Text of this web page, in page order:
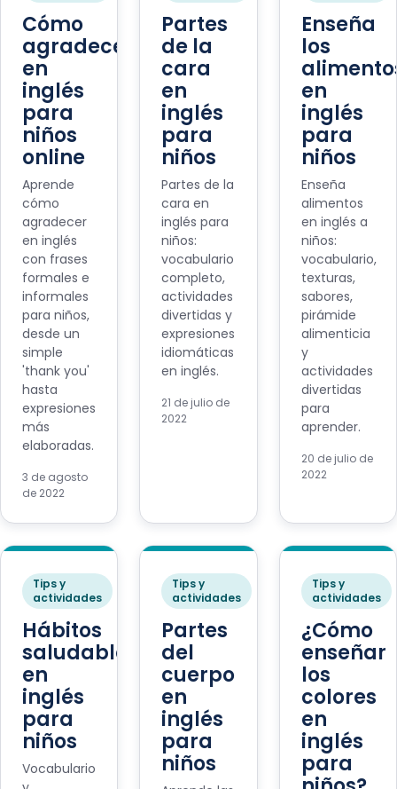
Cómo
agradecer
en
inglés
para
niños
online
Aprende
cómo
agradecer
en inglés
con frases
formales e
informales
para niños,
desde un
simple
'thank you'
hasta
expresiones
más
elaboradas.
3 de agosto
de 2022
Partes
de la
cara
en
inglés
para
niños
Partes de la
cara en
inglés para
niños:
vocabulario
completo,
actividades
divertidas y
expresiones
idiomáticas
en inglés.
21 de julio de
2022
Enseña
los
en
inglés
para
niños
Enseña
alimentos
en inglés a
niños:
vocabulario,
texturas,
sabores,
pirámide
alimenticia
y
actividades
divertidas
para
aprender.
20 de julio de
2022
Tips y
actividades
Hábitos
saludables
en
inglés
para
niños
Vocabulario
Tips y
actividades
Partes
del
cuerpo
en
inglés
para
niños
Tips y
actividades
¿Cómo
enseñar
los
colores
en
inglés
para